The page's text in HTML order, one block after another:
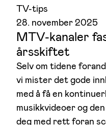
TV-tips
28. november 2025
MTV-kanaler
årsskiftet
Selv om tidene
vi mister det gode
med å få en
musikkvideoer og
deg med rett foran